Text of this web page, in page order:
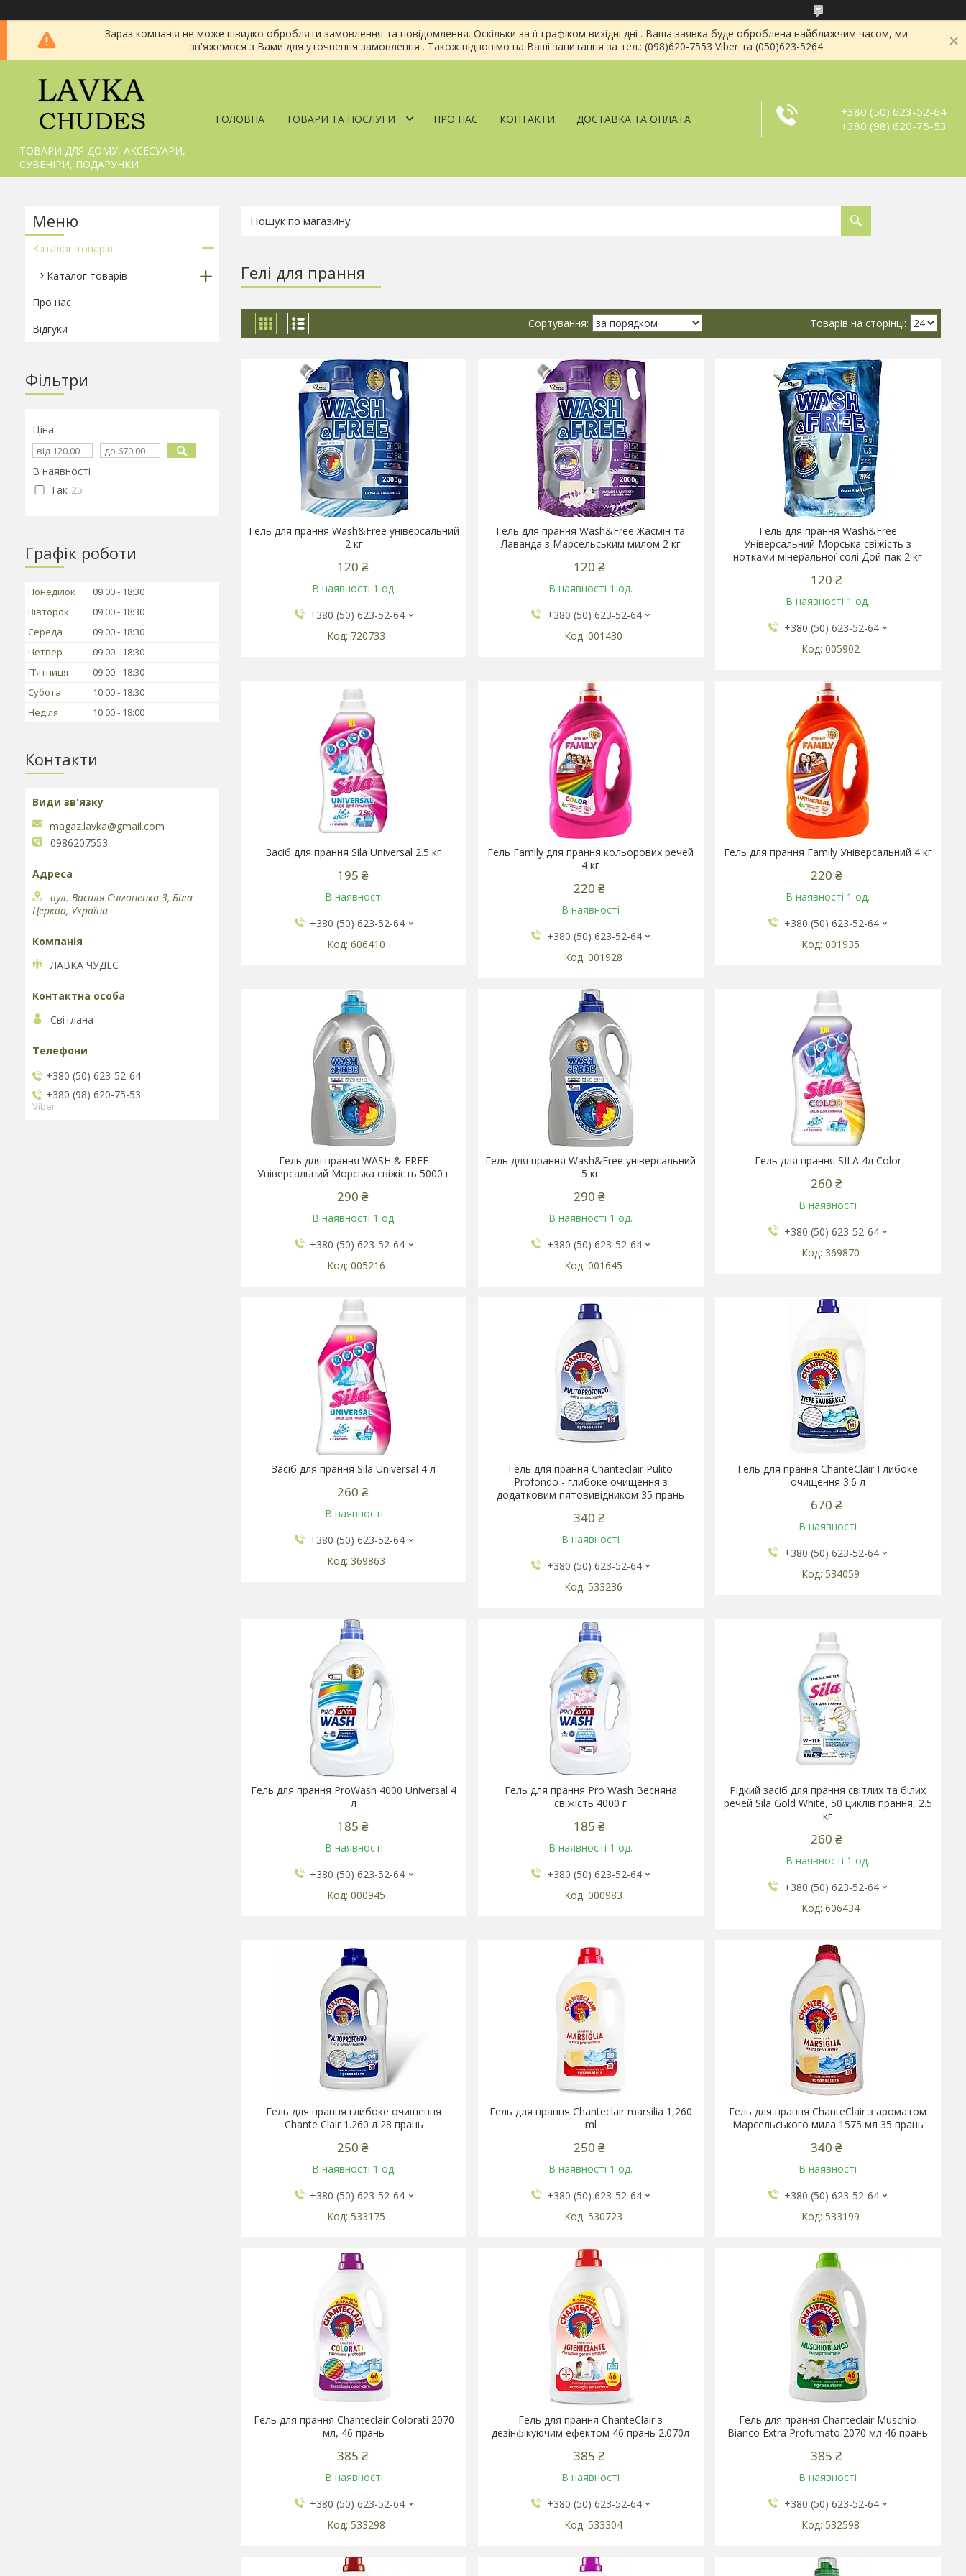
Зараз компанія не може швидко обробляти замовлення та повідомлення. Оскільки за її графіком вихідні дні . Ваша заявка буде оброблена найближчим часом, ми
зв'яжемося з Вами для уточнення замовлення . Також відповімо на Ваші запитання за тел.: (098)620-7553 Viber та (050)623-5264
ТОВАРИ ДЛЯ ДОМУ, АКСЕСУАРИ,
СУВЕНІРИ, ПОДАРУНКИ
ГОЛОВНА ТОВАРИ ТА ПОСЛУГИ ПРО НАС КОНТАКТИ ДОСТАВКА ТА ОПЛАТА
+380 (50) 623-52-64
+380 (98) 620-75-53
Гелі для прання
Гель для прання Wash&Free універсальний
2 кг
120 ₴
В наявності 1 од.
+380 (50) 623-52-64
720733
Гель для прання Wash&Free Жасмін та
Лаванда з Марсельським милом 2 кг
120 ₴
В наявності 1 од.
+380 (50) 623-52-64
001430
Гель для прання Wash&Free
Універсальний Морська свіжість з
нотками мінеральної солі Дой-пак 2 кг
120 ₴
В наявності 1 од.
+380 (50) 623-52-64
005902
Засіб для прання Sila Universal 2.5 кг
195 ₴
В наявності
+380 (50) 623-52-64
606410
Гель Family для прання кольорових речей
4 кг
220 ₴
В наявності
+380 (50) 623-52-64
001928
Гель для прання Family Універсальний 4 кг
220 ₴
В наявності 1 од.
+380 (50) 623-52-64
001935
Гель для прання WASH & FREE
Універсальний Морська свіжість 5000 г
290 ₴
В наявності 1 од.
+380 (50) 623-52-64
005216
Гель для прання Wash&Free універсальний
5 кг
290 ₴
В наявності 1 од.
+380 (50) 623-52-64
001645
Гель для прання SILA 4л Color
260 ₴
В наявності
+380 (50) 623-52-64
369870
Засіб для прання Sila Universal 4 л
260 ₴
В наявності
+380 (50) 623-52-64
369863
Гель для прання Chanteclair Pulito
Profondo - глибоке очищення з
додатковим пятовивідником 35 прань
340 ₴
В наявності
+380 (50) 623-52-64
533236
Гель для прання ChanteClair Глибоке
очищення 3.6 л
670 ₴
В наявності
+380 (50) 623-52-64
534059
Гель для прання ProWash 4000 Universal 4
л
185 ₴
В наявності
+380 (50) 623-52-64
000945
Гель для прання Pro Wash Весняна
свіжість 4000 г
185 ₴
В наявності 1 од.
+380 (50) 623-52-64
000983
Рідкий засіб для прання світлих та білих
речей Sila Gold White, 50 циклів прання, 2.5
кг
260 ₴
В наявності 1 од.
+380 (50) 623-52-64
606434
Гель для прання глибоке очищення
Chante Clair 1.260 л 28 прань
250 ₴
В наявності 1 од.
+380 (50) 623-52-64
533175
Гель для прання Chanteclair marsilia 1,260
ml
250 ₴
В наявності 1 од.
+380 (50) 623-52-64
530723
Гель для прання ChanteClair з ароматом
Марсельського мила 1575 мл 35 прань
340 ₴
В наявності
+380 (50) 623-52-64
533199
Гель для прання Chanteclair Colorati 2070
мл, 46 прань
385 ₴
В наявності
+380 (50) 623-52-64
533298
Гель для прання ChanteClair з
дезінфікуючим ефектом 46 прань 2.070л
385 ₴
В наявності
+380 (50) 623-52-64
533304
Гель для прання Chanteclair Muschio
Bianco Extra Profumato 2070 мл 46 прань
385 ₴
В наявності
+380 (50) 623-52-64
532598
Каталог товарів
Каталог товарів
Про нас
Відгуки
Фільтри
Ціна
В наявності
Так 25
Графік роботи
Понеділок 09:00
18:30
Вівторок
09:00
18:30
Середа
09:00
18:30
Четвер
09:00
18:30
Пʼятниця
09:00
18:30
Субота
10:00
18:30
Неділя
10:00 18:00
Контакти
magaz.lavka@gmail.com
0986207553
вул. Василя Симоненка 3, Біла
Церква, Україна
ЛАВКА ЧУДЕС
Світлана
+380 (50) 623-52-64
+380 (98) 620-75-53
Viber